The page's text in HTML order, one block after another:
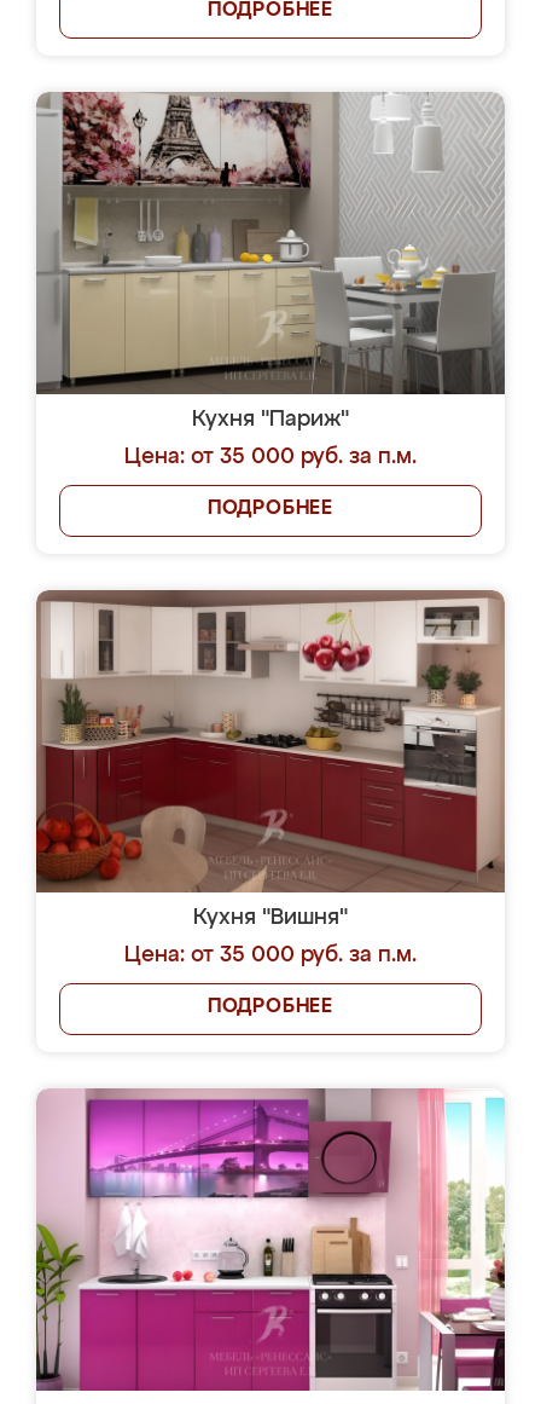
ПОДРОБНЕЕ
Кухня "Париж"
Цена: от 35 000 руб. за п.м.
ПОДРОБНЕЕ
Кухня "Вишня"
Цена: от 35 000 руб. за п.м.
ПОДРОБНЕЕ